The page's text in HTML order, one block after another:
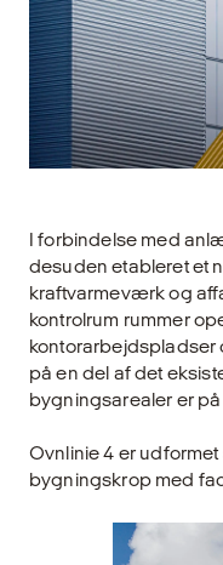
I forbindelse med
desuden etableret et
kraftvarmeværk og
kontrolrum rummer
kontorarbejdspladser
på en del af det
bygningsarealer er på
Ovnlinie 4 er
bygningskrop med